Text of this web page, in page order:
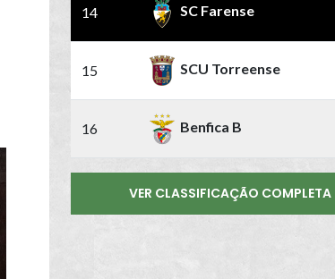
14 SC Farense
15 SCU Torreense
16 Benfica B
VER CLASSIFICAÇÃO COMPLETA